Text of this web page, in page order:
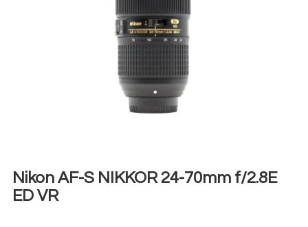
Nikon AF-S NIKKOR 24-70mm f/2.8E
ED VR